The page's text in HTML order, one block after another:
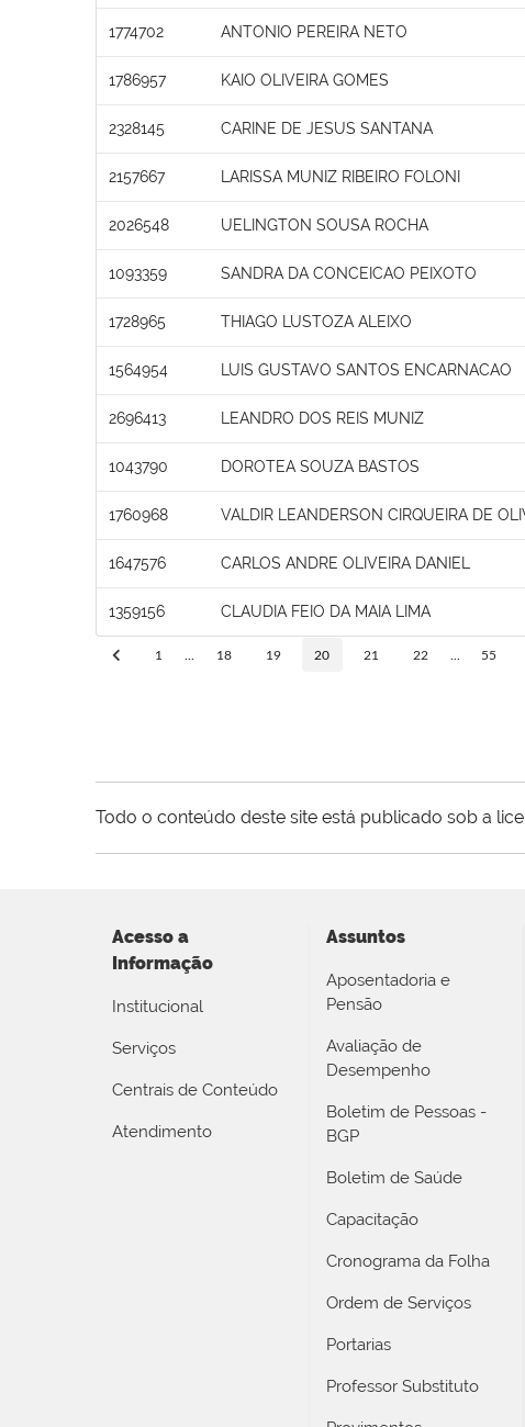
1774702 ANTONIO PEREIRA NETO
1786957 KAIO OLIVEIRA GOMES
2328145 CARINE DE JESUS SANTANA
2157667 LARISSA MUNIZ RIBEIRO FOLONI
2026548 UELINGTON SOUSA ROCHA
1093359 SANDRA DA CONCEICAO PEIXOTO
1728965 THIAGO LUSTOZA ALEIXO
1564954 LUIS GUSTAVO SANTOS ENCARNACAO
2696413 LEANDRO DOS REIS MUNIZ
1043790 DOROTEA SOUZA BASTOS
1760968 VALDIR LEANDERSON CIRQUEIRA DE
1647576 CARLOS ANDRE OLIVEIRA DANIEL
1359156 CLAUDIA FEIO DA MAIA LIMA
1 18 19 20 21 22 55
Todo o conteúdo deste site está publicado sob a
Acesso a
Informação
Institucional
Serviços
Centrais de Conteúdo
Atendimento
Assuntos
Aposentadoria e
Pensão
Avaliação de
Desempenho
Boletim de Pessoas -
BGP
Boletim de Saúde
Capacitação
Cronograma da Folha
Ordem de Serviços
Portarias
Professor Substituto